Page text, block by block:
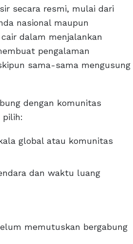
secara resmi, mulai dari
nasional maupun
dalam menjalankan
pengalaman
sama-sama mengusung
dengan komunitas
pilih:
global atau komunitas
dan waktu luang
memutuskan bergabung